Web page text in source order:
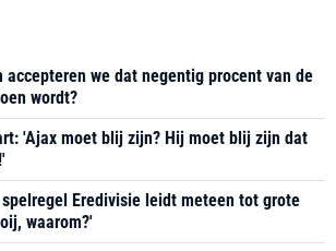
accepteren we dat negentig procent van de
wordt?
'Ajax moet blij zijn? Hij moet blij zijn dat
spelregel Eredivisie leidt meteen tot grote
waarom?'